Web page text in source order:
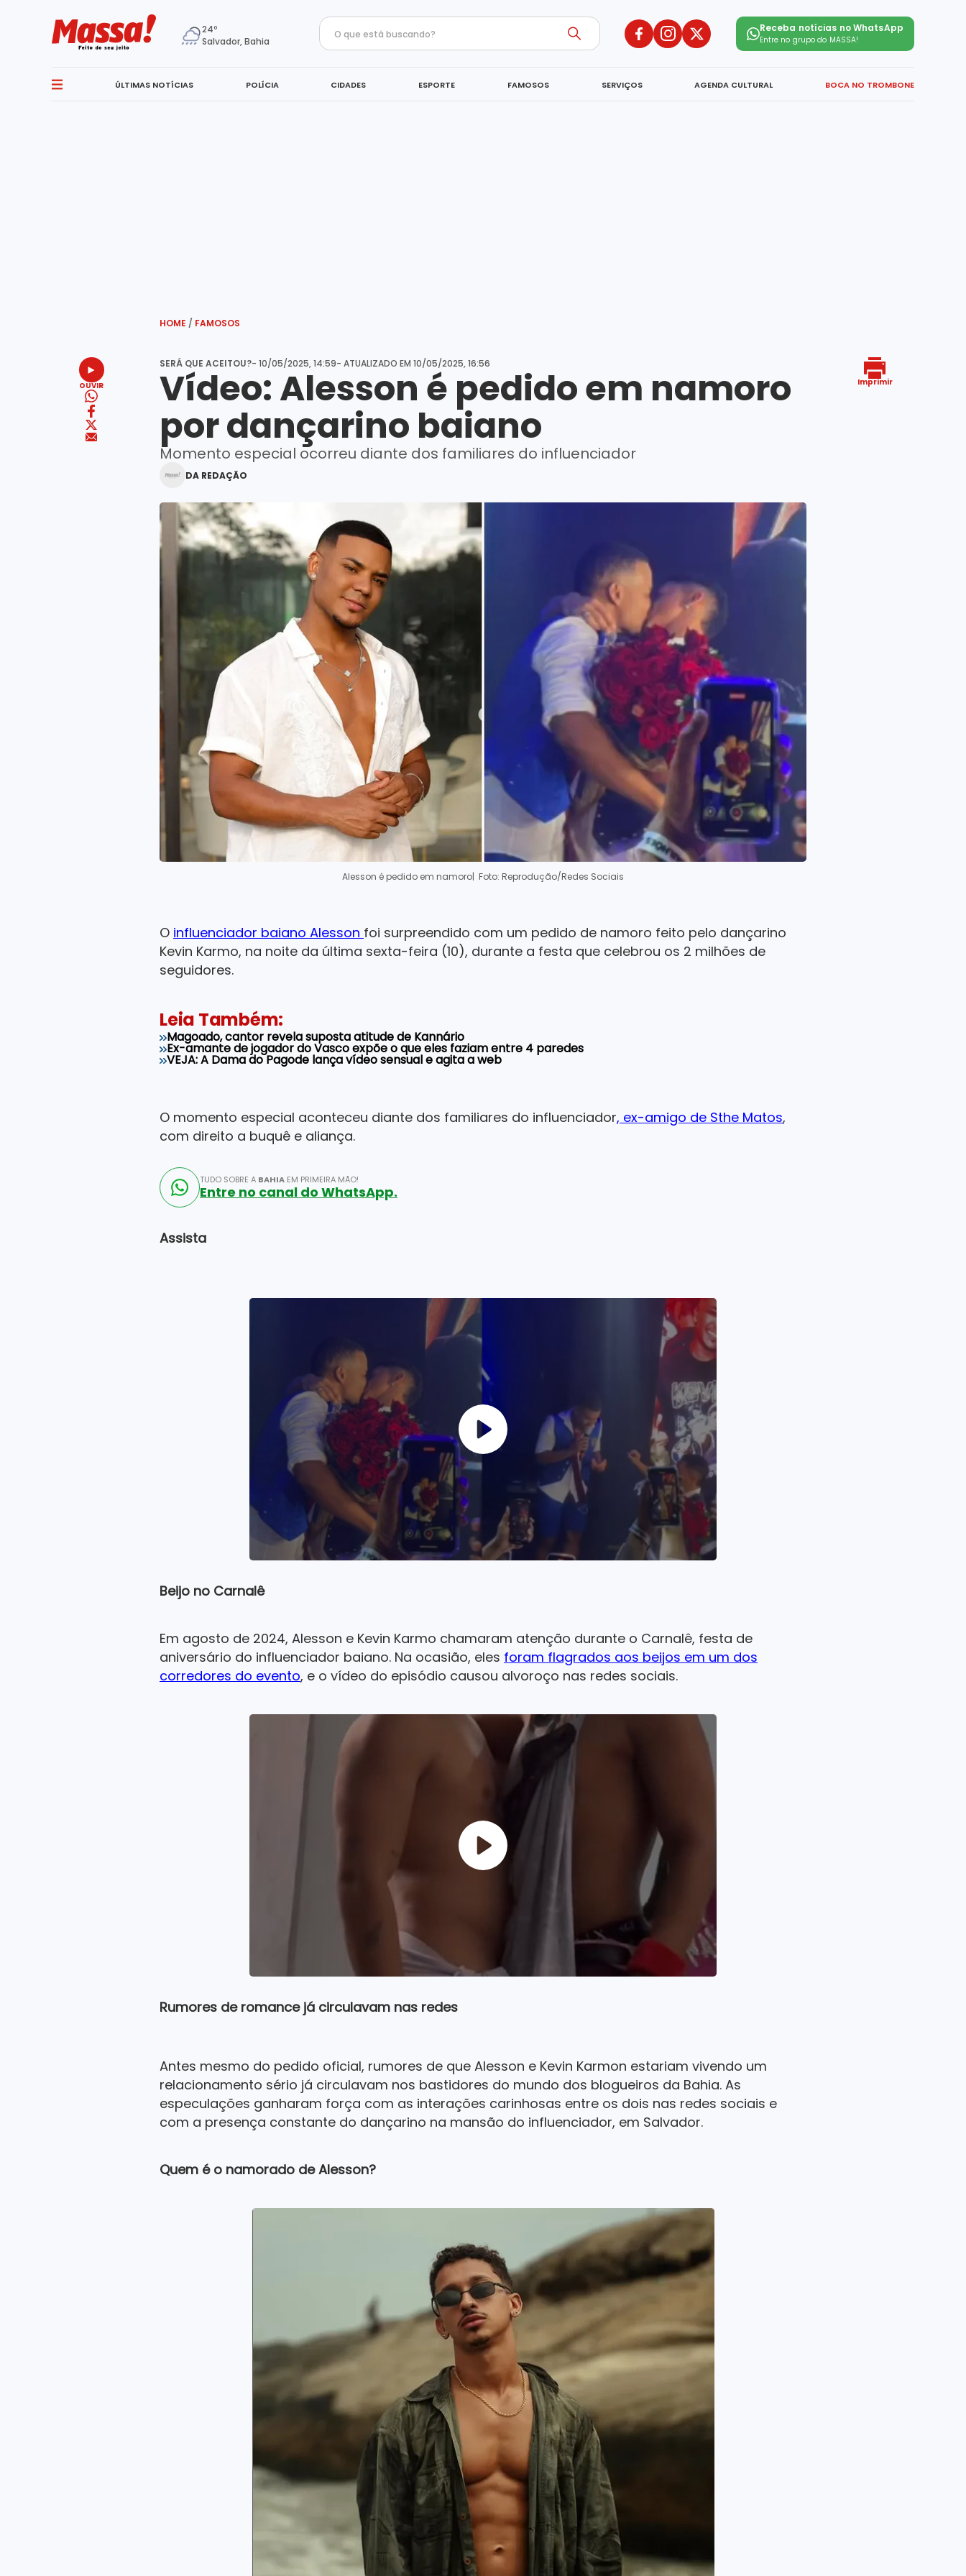
24º
Salvador, Bahia
Receba notícias no WhatsApp
Entre no grupo do MASSA!
ÚLTIMAS NOTÍCIAS POLÍCIA CIDADES ESPORTE FAMOSOS SERVIÇOS AGENDA CULTURAL BOCA NO TROMBONE
HOME / FAMOSOS
OUVIR
SERÁ QUE ACEITOU?- 10/05/2025, 14:59- ATUALIZADO EM 10/05/2025, 16:56
Vídeo: Alesson é pedido em namoro
por dançarino baiano
Momento especial ocorreu diante dos familiares do influenciador
DA REDAÇÃO
Alesson é pedido em namoro| Foto: Reprodução/Redes Sociais
O influenciador baiano Alesson foi surpreendido com um pedido de namoro feito pelo dançarino
Kevin Karmo, na noite da última sexta-feira (10), durante a festa que celebrou os 2 milhões de
seguidores.
Leia Também:
Magoado, cantor revela suposta atitude de Kannário
Ex-amante de jogador do Vasco expõe o que eles faziam entre 4 paredes
VEJA: A Dama do Pagode lança vídeo sensual e agita a web
O momento especial aconteceu diante dos familiares do influenciador, ex-amigo de Sthe Matos,
com direito a buquê e aliança.
TUDO SOBRE A BAHIA EM PRIMEIRA MÃO!
Entre no canal do WhatsApp.
Assista
Beijo no Carnalê
Em agosto de 2024, Alesson e Kevin Karmo chamaram atenção durante o Carnalê, festa de
aniversário do influenciador baiano. Na ocasião, eles foram flagrados aos beijos em um dos
corredores do evento, e o vídeo do episódio causou alvoroço nas redes sociais.
Rumores de romance já circulavam nas redes
Antes mesmo do pedido oficial, rumores de que Alesson e Kevin Karmon estariam vivendo um
relacionamento sério já circulavam nos bastidores do mundo dos blogueiros da Bahia. As
especulações ganharam força com as interações carinhosas entre os dois nas redes sociais e
com a presença constante do dançarino na mansão do influenciador, em Salvador.
Quem é o namorado de Alesson?
Imprimir